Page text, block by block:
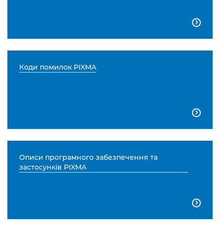

Коди помилок PIXMA

Описи програмного забезпечення та
застосунків PIXMA
